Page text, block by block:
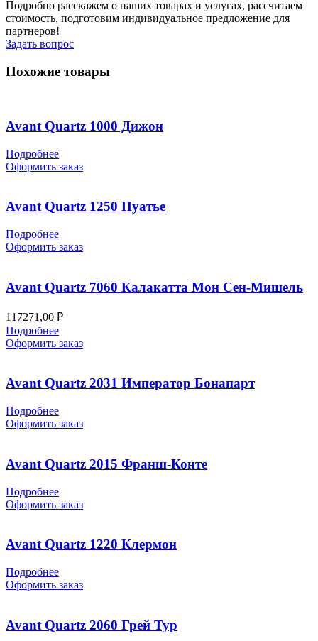
Подробно расскажем о наших товарах и услугах, рассчитаем
стоимость, подготовим индивидуальное предложение для
партнеров!
Задать вопрос
Похожие товары
Avant Quartz 1000 Дижон
Подробнее
Оформить заказ
Avant Quartz 1250 Пуатье
Подробнее
Оформить заказ
Avant Quartz 7060 Калакатта Мон Сен-Мишель
117271,00 ₽
Подробнее
Оформить заказ
Avant Quartz 2031 Император Бонапарт
Подробнее
Оформить заказ
Avant Quartz 2015 Франш-Конте
Подробнее
Оформить заказ
Avant Quartz 1220 Клермон
Подробнее
Оформить заказ
Avant Quartz 2060 Грей Тур